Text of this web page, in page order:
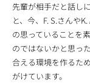
先輩が相手だと話し
と、今、F. S.さんや
の思っていることを
のではないかと思っ
合える環境を作るた
がけています。